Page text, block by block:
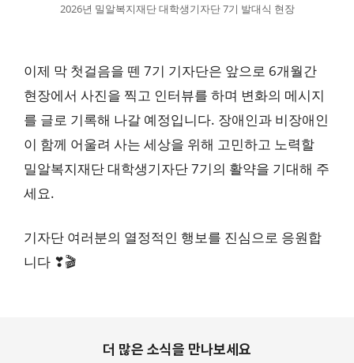
2026년 밀알복지재단 대학생기자단 7기 발대식 현장
이제 막 첫걸음을 뗀 7기 기자단은 앞으로 6개월간
현장에서 사진을 찍고 인터뷰를 하며 변화의 메시지
를 글로 기록해 나갈 예정입니다. 장애인과 비장애인
이 함께 어울려 사는 세상을 위해 고민하고 노력할
밀알복지재단 대학생기자단 7기의 활약을 기대해 주
세요.
기자단 여러분의 열정적인 행보를 진심으로 응원합
니다 ❣🎬
더 많은 소식을 만나보세요